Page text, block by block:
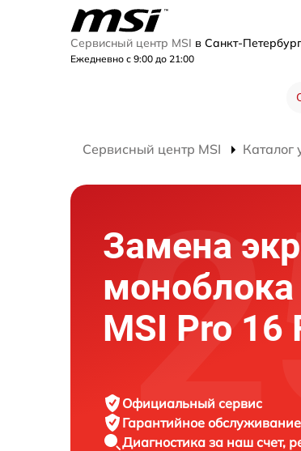
Сервисный центр MSI в Санкт-
Ежедневно с 9:00 до 21:00
Сервисный центр MSI Каталог
Замена
моноблока
MSI Pro 16
Официальный сервис
Гарантийное обслуживание
Диагностика за наш счет,